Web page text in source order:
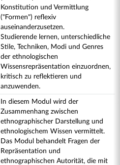
Konstitution und Vermittlung
("Formen") reflexiv
auseinanderzusetzen.
Studierende lernen, unterschiedliche
Stile, Techniken, Modi und Genres
der ethnologischen
Wissensrepräsentation einzuordnen,
kritisch zu reflektieren und
anzuwenden.
In diesem Modul wird der
Zusammenhang zwischen
ethnographischer Darstellung und
ethnologischem Wissen vermittelt.
Das Modul behandelt Fragen der
Repräsentation und
ethnographischen Autorität, die mit